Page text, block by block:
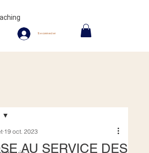
Se connecter
AU SERVICE DES
19 oct. 2023